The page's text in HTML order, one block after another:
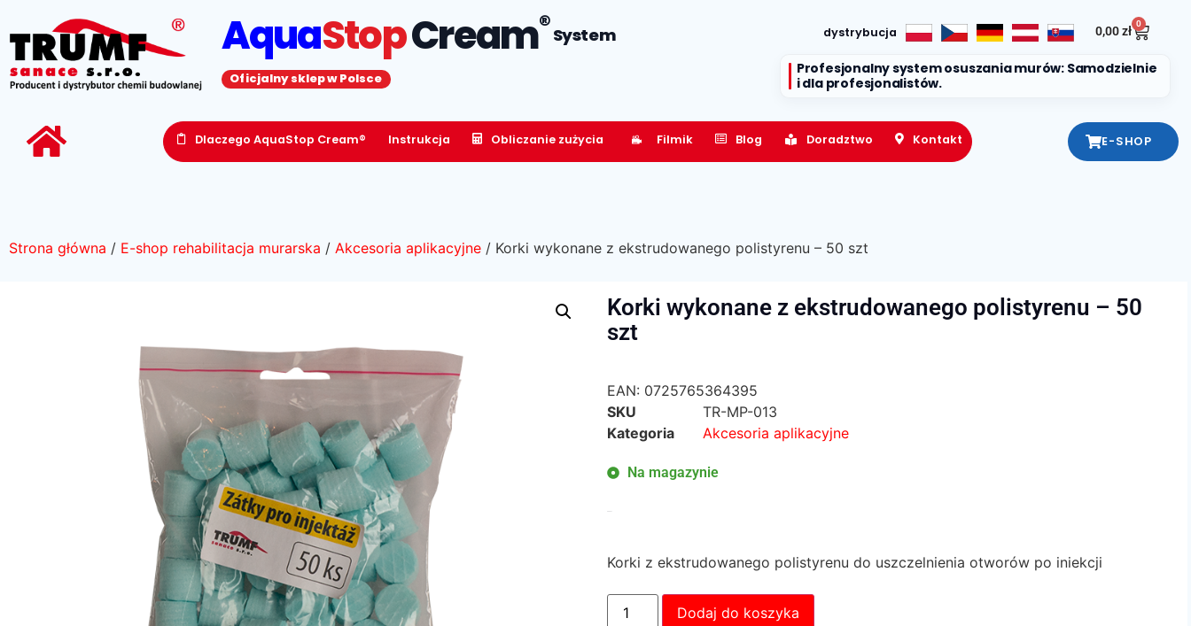
AquaStopCream®System
Oficjalny sklep w Polsce
dystrybucja 0,00zł
0
Profesjonalny system osuszania murów: Samodzielnie
i dla profesjonalistów.
Dlaczego AquaStop Cream® Instrukcja Obliczanie zużycia Filmik Blog Doradztwo Kontakt E-SHOP
Strona główna / E-shop rehabilitacja murarska / Akcesoria aplikacyjne / Korki wykonane z ekstrudowanego polistyrenu – 50 szt
Korki wykonane z ekstrudowanego polistyrenu – 50
szt
EAN: 0725765364395
SKU
TR-MP-013
Kategoria
Akcesoria aplikacyjne
Na magazynie
Korki z ekstrudowanego polistyrenu do uszczelnienia otworów po iniekcji
Dodaj do koszyka